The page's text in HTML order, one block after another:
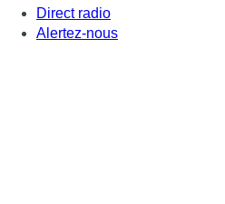
Direct radio
Alertez-nous